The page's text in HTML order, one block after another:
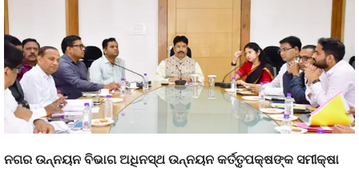
ନଗର ଉନ୍ନୟନ ବିଭାଗ ଅଧିନସ୍ଥ ଉନ୍ନୟନ କର୍ତ୍ତୃପକ୍ଷଙ୍କ ସମୀକ୍ଷା